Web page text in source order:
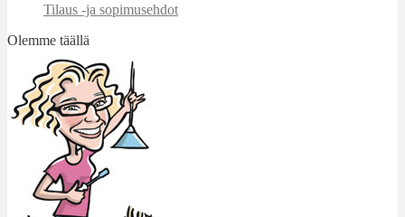
Tilaus -ja sopimusehdot
Olemme täällä